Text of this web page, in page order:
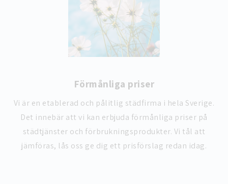
Förmånliga priser
Vi är en etablerad och pålitlig städfirma i hela Sverige.
Det innebär att vi kan erbjuda förmånliga priser på
städtjänster och förbrukningsprodukter. Vi tål att
jämföras, lås oss ge dig ett prisförslag redan idag.